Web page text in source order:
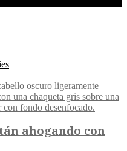
ahogando con